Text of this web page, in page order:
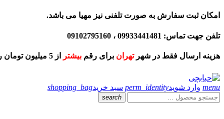
امکان ثبت سفارش به صورت تلفنی نیز مهیا می باشد.
تلفن جهت تماس: 09933441481 ، 09102795160
هزینه ارسال فقط در شهرتهران برای رقم بیشتر از 5 میلیون تومان رایگان و برای خرید
menu وارد شویدperm_identity سبد خریدshopping_bag
search